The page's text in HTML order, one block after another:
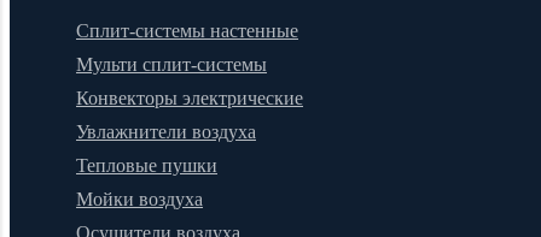
Сплит-системы настенные
Мульти сплит-системы
Конвекторы электрические
Увлажнители воздуха
Тепловые пушки
Мойки воздуха
Осушители воздуха